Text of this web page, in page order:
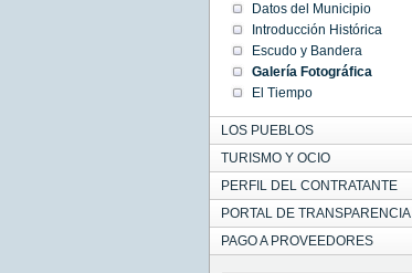
Datos del Municipio
Introducción Histórica
Escudo y Bandera
Galería Fotográfica
El Tiempo
LOS PUEBLOS
TURISMO Y OCIO
PERFIL DEL CONTRATANTE
PORTAL DE TRANSPARENCIA
PAGO A PROVEEDORES